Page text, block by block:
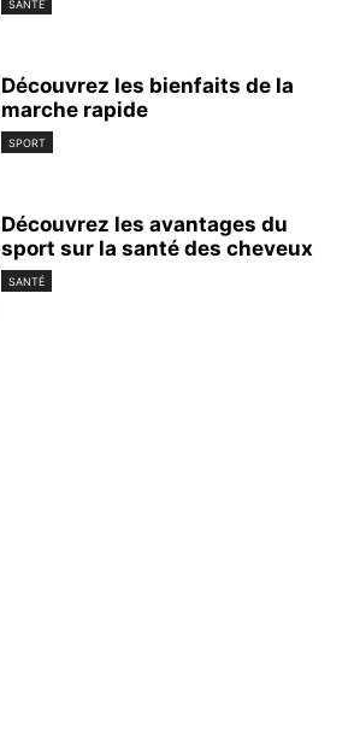
SANTÉ
Découvrez les bienfaits de la
marche rapide
SPORT
Découvrez les avantages du
sport sur la santé des cheveux
SANTÉ